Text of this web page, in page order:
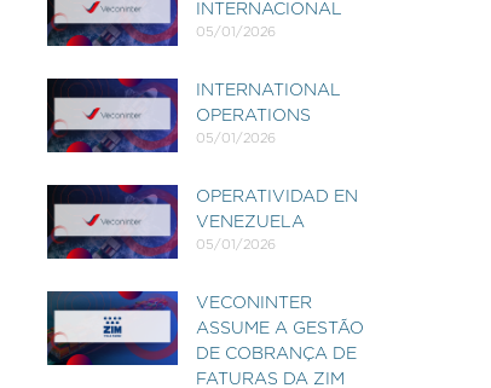
INTERNACIONAL
05/01/2026
INTERNATIONAL
OPERATIONS
05/01/2026
OPERATIVIDAD EN
VENEZUELA
05/01/2026
VECONINTER
ASSUME A GESTÃO
DE COBRANÇA DE
FATURAS DA ZIM